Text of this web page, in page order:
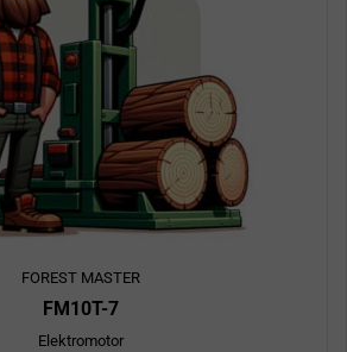
FOREST MASTER
FM10T-7
Elektromotor